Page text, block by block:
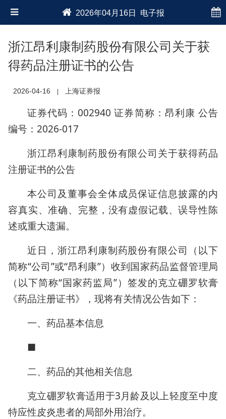
2026年04月16日 电子报
浙江昂利康制药股份有限公司关于获
得药品注册证书的公告
2026-04-16 上海证券报
证券代码：002940 证券简称：昂利康 公告
编号：2026-017
浙江昂利康制药股份有限公司关于获得药品
注册证书的公告
本公司及董事会全体成员保证信息披露的内
容真实、准确、完整，没有虚假记载、误导性陈
述或重大遗漏。
近日，浙江昂利康制药股份有限公司（以下
简称“公司”或“昂利康”）收到国家药品监督管理局
（以下简称“国家药监局”）签发的克立硼罗软膏
《药品注册证书》，现将有关情况公告如下：
一、药品基本信息
■
二、药品的其他相关信息
克立硼罗软膏适用于3月龄及以上轻度至中度
特应性皮炎患者的局部外用治疗。